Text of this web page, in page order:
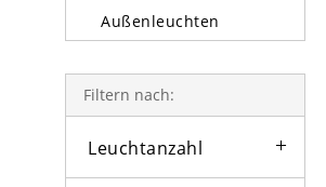
Außenleuchten
Filtern nach:
Leuchtanzahl